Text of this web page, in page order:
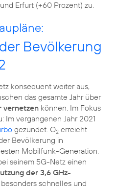
Bevölkerung
konsequent weiter aus,
das gesamte Jahr über
vernetzen können. Im Fokus
Im vergangenen Jahr 2021
gezündet. O2 erreicht
Bevölkerung in
Mobilfunk-Generation.
seinem 5G-Netz einen
der 3,6 GHz-
schnelles und